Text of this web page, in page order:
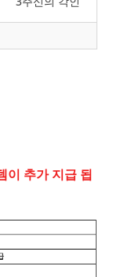
이 추가 지급 됩